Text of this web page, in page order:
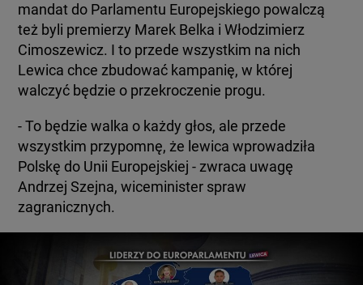
mandat do Parlamentu Europejskiego powalczą
też byli premierzy Marek Belka i Włodzimierz
Cimoszewicz. I to przede wszystkim na nich
Lewica chce zbudować kampanię, w której
walczyć będzie o przekroczenie progu.
- To będzie walka o każdy głos, ale przede
wszystkim przypomnę, że lewica wprowadziła
Polskę do Unii Europejskiej - zwraca uwagę
Andrzej Szejna, wiceminister spraw
zagranicznych.